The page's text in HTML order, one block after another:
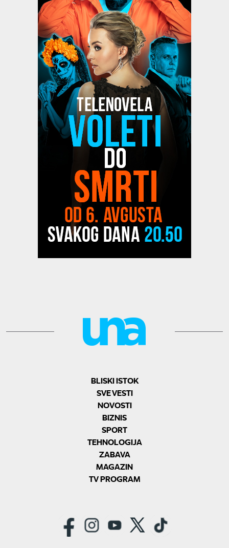
BLISKI ISTOK
SVE VESTI
NOVOSTI
BIZNIS
SPORT
TEHNOLOGIJA
ZABAVA
MAGAZIN
TV PROGRAM